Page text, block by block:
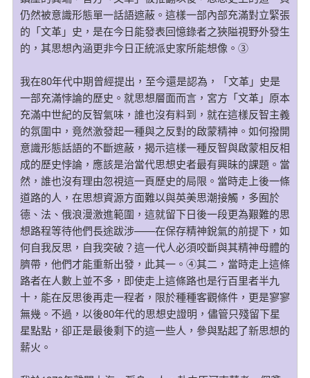
仍然被意識形態單一話語遮蔽。這樣一部內部充滿對立緊張
的「文革」史，是在今日能發表回憶錄者之狹隘視野外發生
的，其思想內涵更非今日正統派史家所能想像。③
我在80年代中期曾經提出，至今還是認為，「文革」史是
一部充滿悖論的歷史。就思想層面而言，宮方「文革」原本
充滿中世紀的反智氣味，誰也沒有料到，就在這樣反智主義
的氛圍中，竟然激發起一種與之反對的啟蒙精神。如何撥開
意識形態話語的不斷遮蔽，揭示這樣一種反智與啟蒙相反相
成的歷史悖論，應該是治當代思想史者最有興昧的課題。當
然，誰也沒有理由忽視這一頁歷史的局限。當時走上後一條
道路的人，在思想資源方面難以與英美思潮接觸，多囿於
德、法、俄浪漫激進範圍，這就留下日後一段更為艱難的思
想路程等待他們長途跋涉——在保存精神銳氣的前提下，如
何自我反思，自我突破？這一代人必須咬斷與其精神母體的
臍帶，他們才能重新出發，此其一。④其二，當時走上這條
路者在人數上並不多，即使走上這條路也是行百里者半九
十，能在反思後再走一程者，限於種種客觀條件，更是寥寥
無幾。不過，以後80年代的思想史證明，儘管只殘留下星
星點點，卻正是最後剩下的這一些人，參與點起了新思想的
薪火。